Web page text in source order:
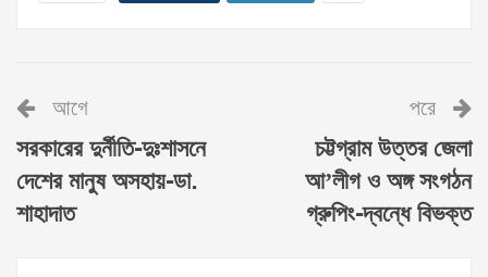
আগে
সরকারের দুর্নীতি-দুঃশাসনে
দেশের মানুষ অসহায়-ডা.
শাহাদাত
পরে
চট্টগ্রাম উত্তর জেলা
আ’লীগ ও অঙ্গ সংগঠন
গ্রুপিং-দ্বন্ধে বিভক্ত